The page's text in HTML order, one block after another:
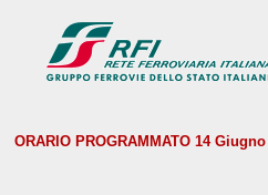
ORARIO PROGRAMMATO 14